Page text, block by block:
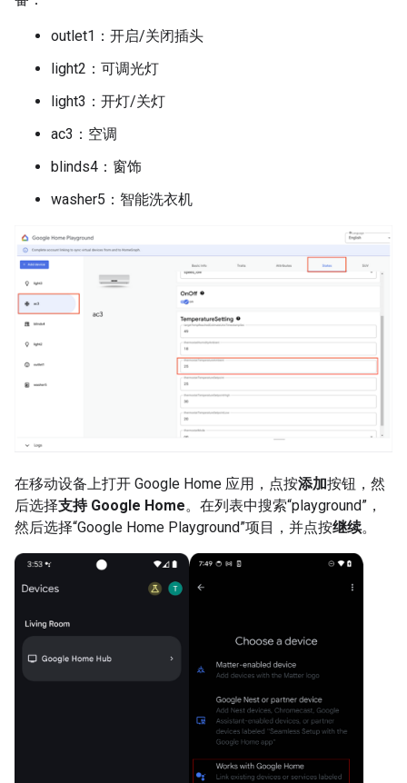
outlet1：开启/关闭插头
light2：可调光灯
light3：开灯/关灯
ac3：空调
blinds4：窗饰
washer5：智能洗衣机
在移动设备上打开 Google Home 应用，点按添加按钮，然
后选择支持 Google Home。在列表中搜索“playground”，
然后选择“Google Home Playground”项目，并点按继续。